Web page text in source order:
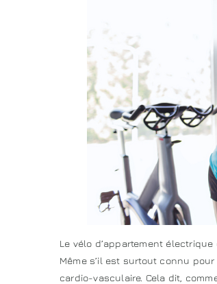
Le vélo d’appartement
Même s’il est surtout connu
cardio-vasculaire. Cela dit,